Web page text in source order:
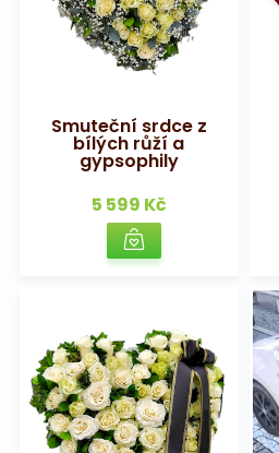
Smuteční srdce z
bílých růží a
gypsophily
5 599 Kč